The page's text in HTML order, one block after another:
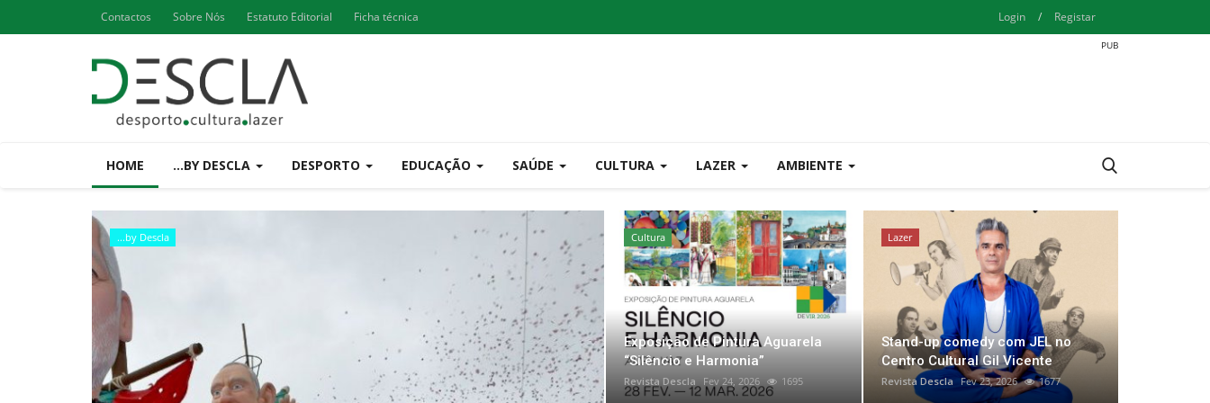
Contactos Sobre Nós Estatuto Editorial Ficha técnica Login / Registar
HOME ...BY DESCLA DESPORTO EDUCAÇÃO SAÚDE CULTURA LAZER AMBIENTE
...by Descla ...by Descla
Cultura
Exposição de Pintura Aguarela
“Silêncio e Harmonia”
Revista Descla Fev 24, 2026 1695
Lazer
Stand-up comedy com JEL no
Centro Cultural Gil Vicente
Revista Descla Fev 23, 2026 1677